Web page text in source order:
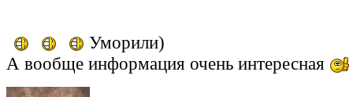
Уморили)
А вообще информация очень интересная